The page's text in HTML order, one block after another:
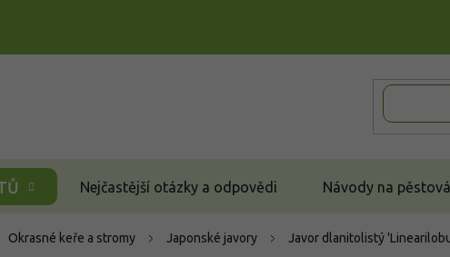
Nejčastější otázky a odpovědi Návody na
Okrasné keře a stromy Japonské javory Javor dlanitolistý